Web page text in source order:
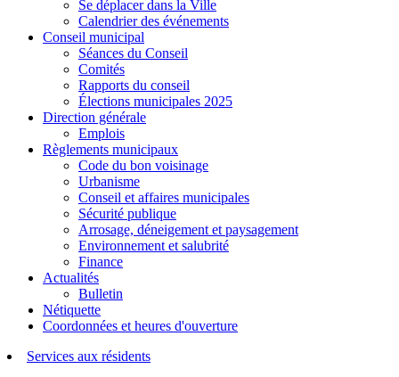
Se déplacer dans la Ville
Calendrier des événements
Conseil municipal
Séances du Conseil
Comités
Rapports du conseil
Élections municipales 2025
Direction générale
Emplois
Règlements municipaux
Code du bon voisinage
Urbanisme
Conseil et affaires municipales
Sécurité publique
Arrosage, déneigement et paysagement
Environnement et salubrité
Finance
Actualités
Bulletin
Nétiquette
Coordonnées et heures d'ouverture
Services aux résidents